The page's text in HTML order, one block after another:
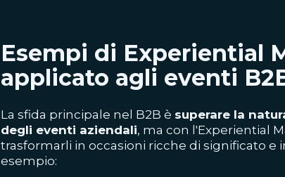
Esempi di Experiential
applicato agli eventi
La sfida principale nel B2B è superare la
degli eventi aziendali, ma con l'Experiential
trasformarli in occasioni ricche di significato e
esempio: